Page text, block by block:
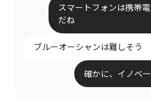
スマートフォンは携帯
だね
ブルーオーシャンは難しそう
確かに、イノベ